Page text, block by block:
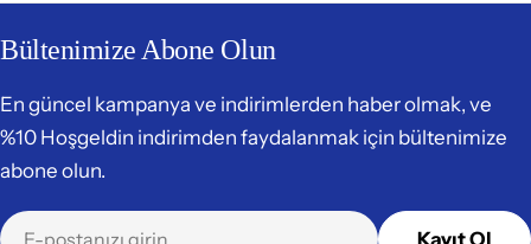
Bültenimize Abone Olun
En güncel kampanya ve indirimlerden haber olmak, ve
%10 Hoşgeldin indirimden faydalanmak için bültenimize
abone olun.
E-
Kayıt Ol